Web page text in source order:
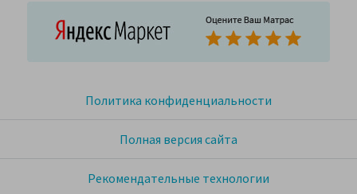
Политика конфиденциальности
Полная версия сайта
Рекомендательные технологии